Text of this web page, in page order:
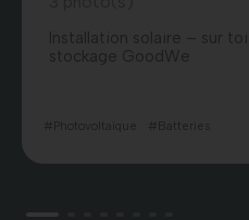
Installation solaire – sur
stockage GoodWe
#Photovoltaïque #Batteries